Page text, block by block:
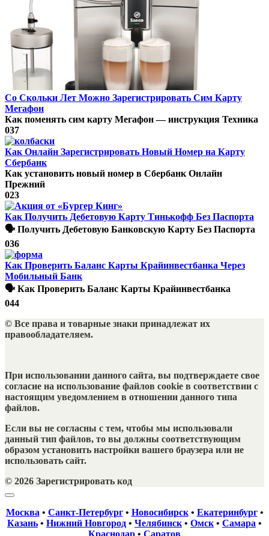
Со Скольки Лет Можно Зарегистрировать Сим Карту
Мегафон
Как поменять сим карту Мегафон — инструкция Техника
037
Как Онлайн Зарегистрировать Новый Номер на Карту
Сбербанк
Как установить новый номер в Сбербанк Онлайн
Прежний
023
Как Получить Дебетовую Карту Тинькофф Без Паспорта
🗣 Получить Дебетовую Банковскую Карту Без Паспорта
036
Как Проверить Баланс Карты Крайинвестбанка Через
Мобильный Банк
🗣 Как Проверить Баланс Карты Крайинвестбанка
044
© Все права и товарные знаки принадлежат их
правообладателяем.
При использовании данного сайта, вы подтверждаете свое
согласие на использование файлов cookie в соответствии с
настоящим уведомлением в отношении данного типа
файлов.
Если вы не согласны с тем, чтобы мы использовали
данный тип файлов, то вы должны соответствующим
образом установить настройки вашего браузера или не
использовать сайт.
© 2026 Зарегистрировать код
Москва • Санкт-Петербург• Новосибирск• Екатеринбург•
Казань • Нижний Новгород • Челябинск • Омск • Самара •